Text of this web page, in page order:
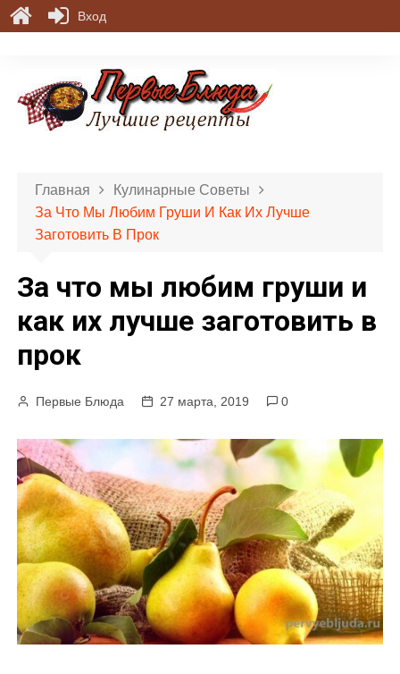
Главная
Кулинарные Советы
За Что Мы Любим Груши И Как Их Лучше
Заготовить В Прок
За что мы любим груши и
как их лучше заготовить в
прок
Первые Блюда 27 марта, 2019 0
Вход